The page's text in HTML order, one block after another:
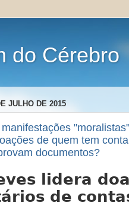
do Cérebro
JULHO DE 2015
de quem tem
documentos?
lidera
de